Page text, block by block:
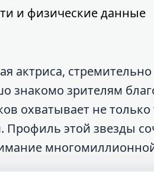
и физические данные
актриса,
знакомо зрителям
охватывает не
этой звезды